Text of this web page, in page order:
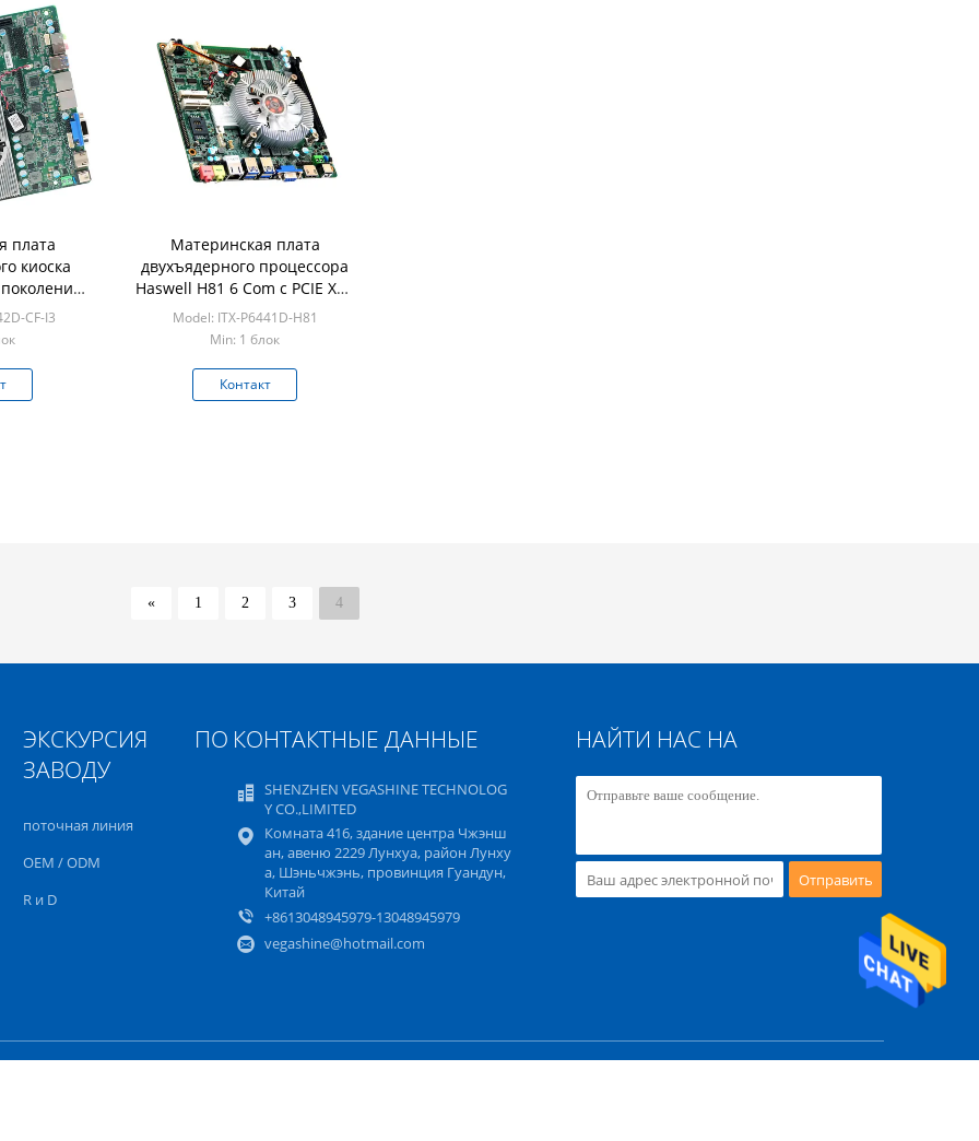
плата
киоска
тремя
ddr4
CF-I3
Материнская плата
двухъядерного процессора
Haswell H81 6 Com с PCIE X16
GPIO
Model: ITX-P6441D-H81
Min: 1 блок
Контакт
« 1 2 3 4
ЭКСКУРСИЯ ПО
ЗАВОДУ
поточная линия
OEM / ODM
R и D
КОНТАКТНЫЕ ДАННЫЕ
SHENZHEN VEGASHINE TECHNOLOG
Y CO.,LIMITED
Комната 416, здание центра Чжэнш
ан, авеню 2229 Лунхуа, район Лунху
а, Шэньчжэнь, провинция Гуандун,
Китай
+8613048945979-13048945979
vegashine@hotmail.com
НАЙТИ НАС НА
Отправить